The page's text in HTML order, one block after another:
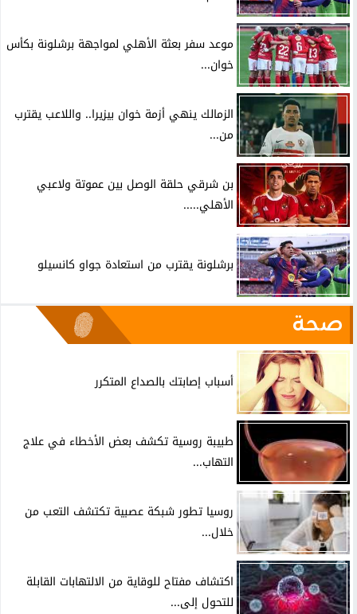
موعد سفر بعثة الأهلي لمواجهة برشلونة بكأس
خوان...
الزمالك ينهي أزمة خوان بيزيرا.. واللاعب يقترب
من...
بن شرقي حلقة الوصل بين عموتة ولاعبي
الأهلي.....
برشلونة يقترب من استعادة جواو كانسيلو
صحة
أسباب إصابتك بالصداع المتكرر
طبيبة روسية تكشف بعض الأخطاء في علاج
التهاب...
روسيا تطور شبكة عصبية تكتشف التعب من
خلال...
اكتشاف مفتاح للوقاية من الالتهابات القابلة
للتحول إلى...